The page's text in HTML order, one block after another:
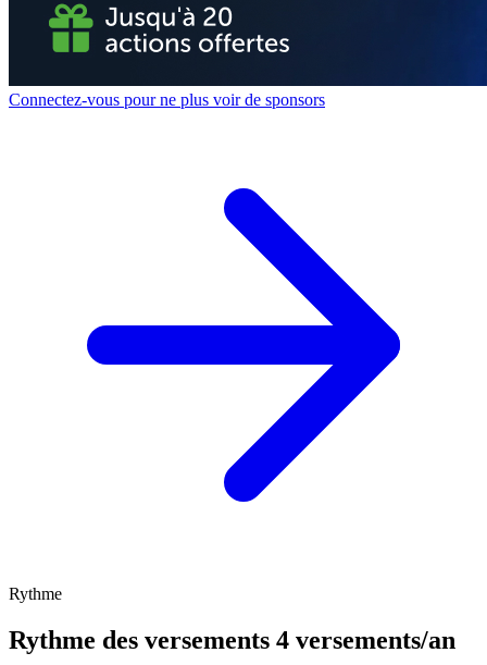
Connectez-vous pour ne plus voir de sponsors
Rythme
Rythme des versements 4 versements/an